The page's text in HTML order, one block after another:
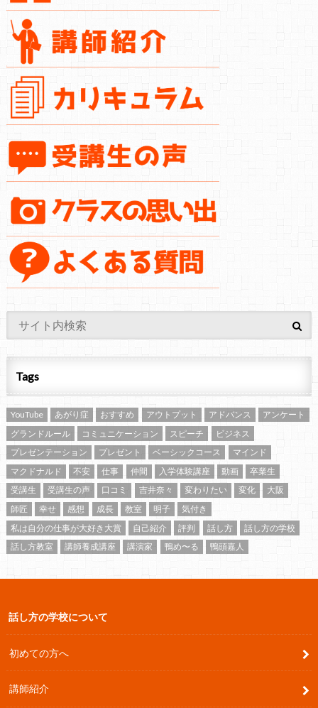
Tags
YouTube あがり症 おすすめ アウトプット アドバンス
アンケート
グランドルール
コミュニケーション スピーチ
ビジネス
プレゼンテーション
プレゼント ベーシックコース
マインド
マクドナルド
不安 仕事 仲間 入学体験講座 動画
卒業生
受講生
受講生の声 口コミ 吉井奈々 変わりたい 変化
大阪
師匠
幸せ 感想 成長 教室 明子
気付き
私は自分の仕事が大好き大賞
自己紹介 評判 話し方
話し方の学校
話し方教室
講師養成講座 講演家 鴨め〜る 鴨頭嘉人
話し方の学校について
初めての方へ
講師紹介